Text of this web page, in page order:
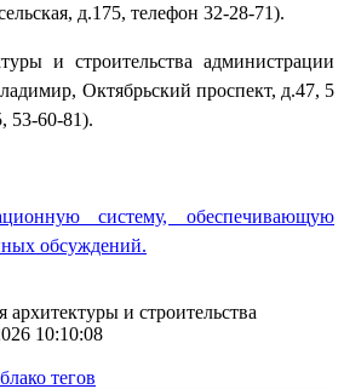
д.175, телефон 32-28-71).
и строительства администрации
Октябрьский проспект, д.47, 5
53-60-81).
систему, обеспечивающую
обсуждений.
и строительства
10:10:08
тегов